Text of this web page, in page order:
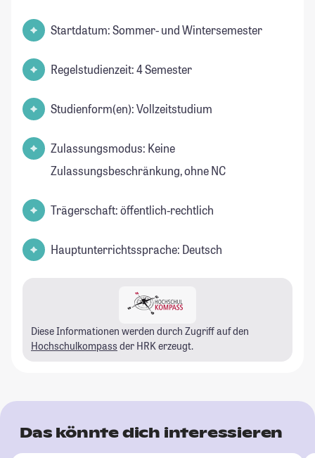
Startdatum: Sommer- und Wintersemester
Regelstudienzeit: 4 Semester
Studienform(en): Vollzeitstudium
Zulassungsmodus: Keine
Zulassungsbeschränkung, ohne NC
Trägerschaft: öffentlich-rechtlich
Hauptunterrichtssprache: Deutsch
Diese Informationen werden durch Zugriff auf den
Hochschulkompass der HRK erzeugt.
Das könnte dich interessieren